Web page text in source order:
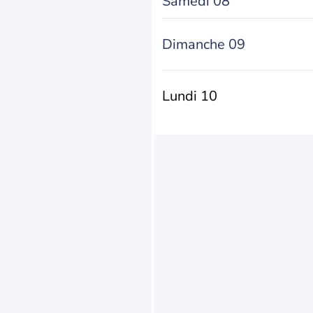
Dimanche 09
Lundi 10